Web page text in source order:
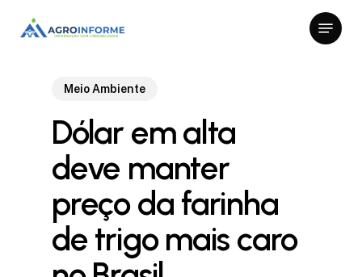
Menu
Meio Ambiente
Dólar em alta
deve manter
preço da farinha
de trigo mais caro